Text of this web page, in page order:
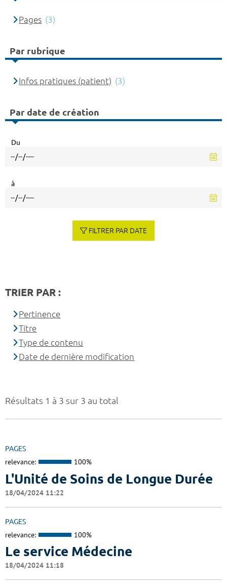
Résultats 1 à 3 sur 3 au total
PAGES
relevance: 100%
L'Unité de Soins de Longue Durée
18/04/2024 11:22
PAGES
relevance: 100%
Le service Médecine
18/04/2024 11:18
Pages (3)
Par rubrique
Infos pratiques (patient) (3)
Par date de création
Du
à
FILTRER PAR DATE
TRIER PAR :
Pertinence
Titre
Type de contenu
Date de dernière modification